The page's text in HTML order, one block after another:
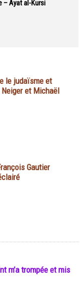
– Ayat al-Kursi
le judaïsme et
et Michaël
Gautier
m’a trompée et mis